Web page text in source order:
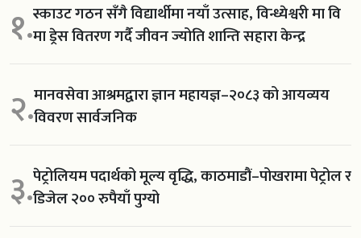
१.स्काउट गठन सँगै विद्यार्थीमा नयाँ उत्साह, विन्ध्येश्वरी मा वि
मा ड्रेस वितरण गर्दै जीवन ज्योति शान्ति सहारा केन्द्र
२.मानवसेवा आश्रमद्वारा ज्ञान महायज्ञ–२०८३ को आयव्यय
विवरण सार्वजनिक
३.पेट्रोलियम पदार्थको मूल्य वृद्धि, काठमाडौं–पोखरामा पेट्रोल र
डिजेल २०० रुपैयाँ पुग्यो